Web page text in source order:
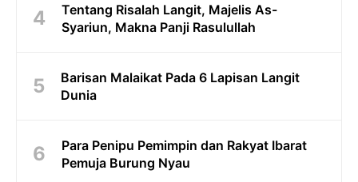
Tentang Risalah Langit, Majelis As-
Syariun, Makna Panji Rasulullah
Barisan Malaikat Pada 6 Lapisan Langit
Dunia
Para Penipu Pemimpin dan Rakyat Ibarat
Pemuja Burung Nyau